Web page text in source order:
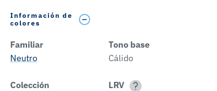
Información de
colores
Familiar
Neutro
Tono base
Cálido
Colección
LRV